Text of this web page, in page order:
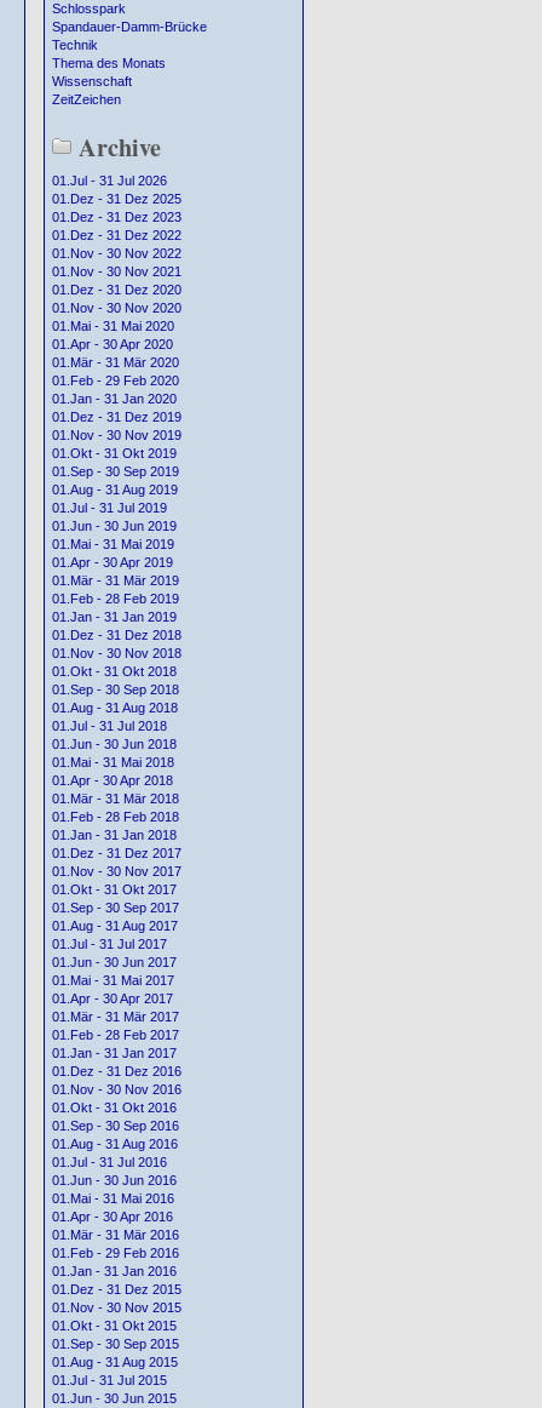
Schlosspark
Spandauer-Damm-Brücke
Technik
Thema des Monats
Wissenschaft
ZeitZeichen
Archive
01.Jul - 31 Jul 2026
01.Dez - 31 Dez 2025
01.Dez - 31 Dez 2023
01.Dez - 31 Dez 2022
01.Nov - 30 Nov 2022
01.Nov - 30 Nov 2021
01.Dez - 31 Dez 2020
01.Nov - 30 Nov 2020
01.Mai - 31 Mai 2020
01.Apr - 30 Apr 2020
01.Mär - 31 Mär 2020
01.Feb - 29 Feb 2020
01.Jan - 31 Jan 2020
01.Dez - 31 Dez 2019
01.Nov - 30 Nov 2019
01.Okt - 31 Okt 2019
01.Sep - 30 Sep 2019
01.Aug - 31 Aug 2019
01.Jul - 31 Jul 2019
01.Jun - 30 Jun 2019
01.Mai - 31 Mai 2019
01.Apr - 30 Apr 2019
01.Mär - 31 Mär 2019
01.Feb - 28 Feb 2019
01.Jan - 31 Jan 2019
01.Dez - 31 Dez 2018
01.Nov - 30 Nov 2018
01.Okt - 31 Okt 2018
01.Sep - 30 Sep 2018
01.Aug - 31 Aug 2018
01.Jul - 31 Jul 2018
01.Jun - 30 Jun 2018
01.Mai - 31 Mai 2018
01.Apr - 30 Apr 2018
01.Mär - 31 Mär 2018
01.Feb - 28 Feb 2018
01.Jan - 31 Jan 2018
01.Dez - 31 Dez 2017
01.Nov - 30 Nov 2017
01.Okt - 31 Okt 2017
01.Sep - 30 Sep 2017
01.Aug - 31 Aug 2017
01.Jul - 31 Jul 2017
01.Jun - 30 Jun 2017
01.Mai - 31 Mai 2017
01.Apr - 30 Apr 2017
01.Mär - 31 Mär 2017
01.Feb - 28 Feb 2017
01.Jan - 31 Jan 2017
01.Dez - 31 Dez 2016
01.Nov - 30 Nov 2016
01.Okt - 31 Okt 2016
01.Sep - 30 Sep 2016
01.Aug - 31 Aug 2016
01.Jul - 31 Jul 2016
01.Jun - 30 Jun 2016
01.Mai - 31 Mai 2016
01.Apr - 30 Apr 2016
01.Mär - 31 Mär 2016
01.Feb - 29 Feb 2016
01.Jan - 31 Jan 2016
01.Dez - 31 Dez 2015
01.Nov - 30 Nov 2015
01.Okt - 31 Okt 2015
01.Sep - 30 Sep 2015
01.Aug - 31 Aug 2015
01.Jul - 31 Jul 2015
01.Jun - 30 Jun 2015